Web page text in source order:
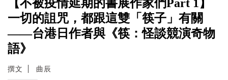
【不被疫情延期的書展作家們Part 1】
一切的詛咒，都跟這雙「筷子」有關
——台港日作者與《筷：怪談競演奇物
語》
撰文 曲辰